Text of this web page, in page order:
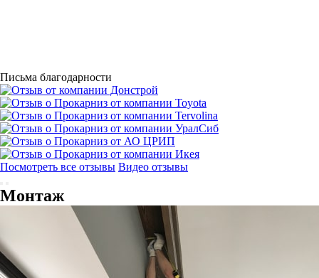
Письма благодарности
Посмотреть все отзывы Видео отзывы
Монтаж